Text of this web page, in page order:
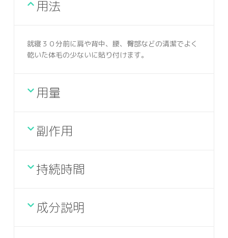
用法
就寝３０分前に肩や背中、腰、臀部などの清潔でよく
乾いた体毛の少ないに貼り付けます。
用量
副作用
持続時間
成分説明